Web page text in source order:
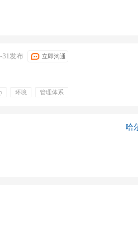
31发布 立即沟通
环境
管理体系